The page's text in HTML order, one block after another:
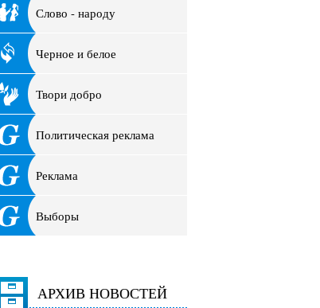
Слово - народу
Черное и белое
Твори добро
Политическая реклама
Реклама
Выборы
АРХИВ НОВОСТЕЙ